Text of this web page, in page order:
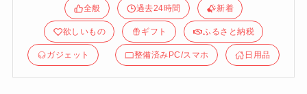
全般 過去24時間 新着
欲しいもの ギフト ふるさと納税
ガジェット 整備済みPC/スマホ 日用品